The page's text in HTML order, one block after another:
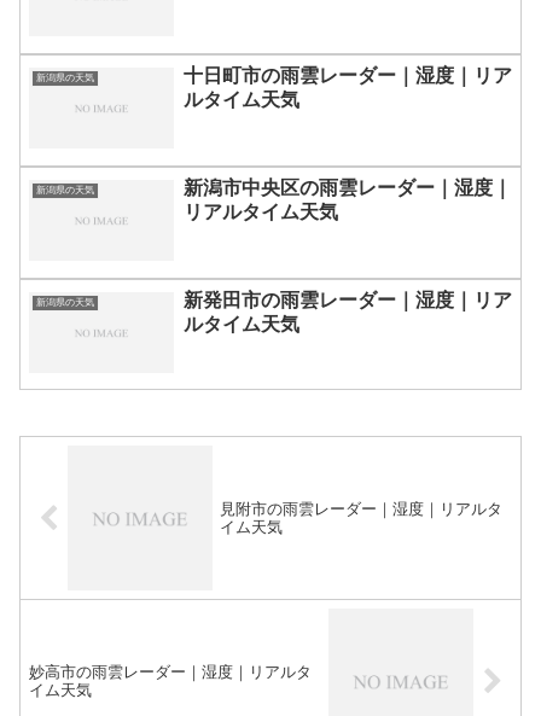
新潟県の天気
十日町市の雨雲レーダー｜湿度｜リア
ルタイム天気
新潟県の天気
新潟市中央区の雨雲レーダー｜湿度｜
リアルタイム天気
新潟県の天気
新発田市の雨雲レーダー｜湿度｜リア
ルタイム天気
見附市の雨雲レーダー｜湿度｜リアルタ
イム天気
妙高市の雨雲レーダー｜湿度｜リアルタ
イム天気